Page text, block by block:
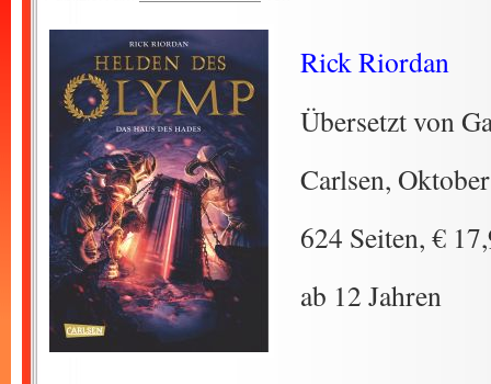
Rick Riordan
Übersetzt von
Carlsen,
624 Seiten, €
ab 12 Jahren